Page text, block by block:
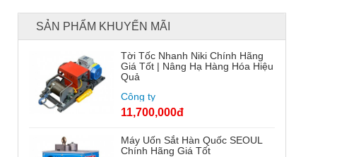
SẢN PHẨM KHUYẾN MÃI
Tời Tốc Nhanh Niki Chính Hãng
Giá Tốt | Nâng Hạ Hàng Hóa Hiệu
Quả
Công ty
11,700,000đ
Máy Uốn Sắt Hàn Quốc SEOUL
Chính Hãng Giá Tốt